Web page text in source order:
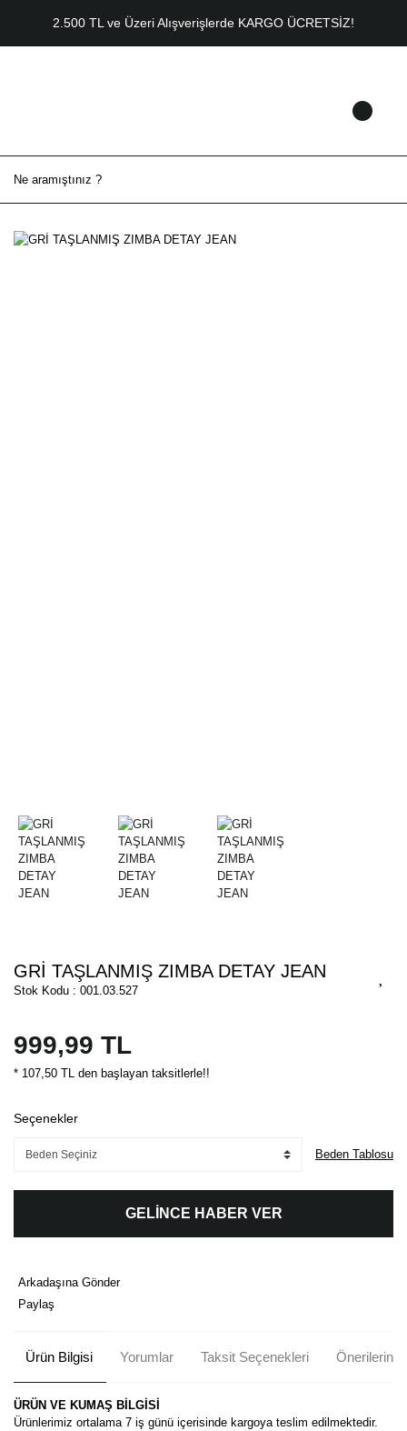
2.500 TL ve Üzeri Alışverişlerde KARGO ÜCRETSİZ!
GRİ TAŞLANMIŞ ZIMBA DETAY JEAN
Stok Kodu : 001.03.527
999,99 TL
* 107,50 TL den başlayan taksitlerle!!
Seçenekler
Beden Tablosu
GELİNCE HABER VER
Arkadaşına Gönder
Paylaş
Ürün Bilgisi Yorumlar Taksit Seçenekleri Önerileriniz
ÜRÜN VE KUMAŞ BİLGİSİ
Ürünlerimiz ortalama 7 iş günü içerisinde kargoya teslim edilmektedir.